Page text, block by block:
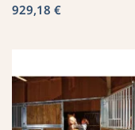
929,18 €